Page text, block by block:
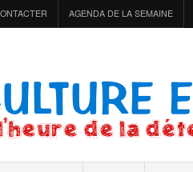
AGENDA DE LA SEMAINE